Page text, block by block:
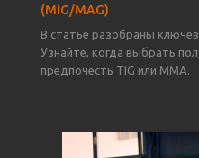
(MIG/MAG)
В статье разобраны
Узнайте, когда выбрать
предпочесть TIG или MMA.